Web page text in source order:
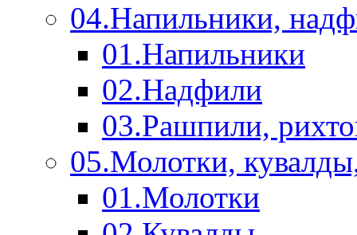
04.Напильники,
01.Напильники
02.Надфили
03.Рашпили,
05.Молотки,
01.Молотки